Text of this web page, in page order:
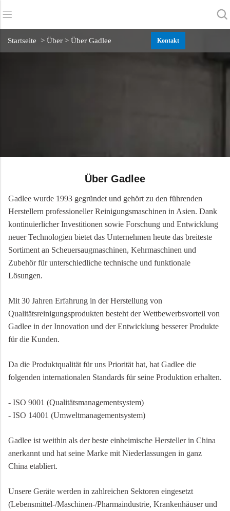
Startseite > Über > Über Gadlee Kontakt
Über Gadlee
Gadlee wurde 1993 gegründet und gehört zu den führenden
Herstellern professioneller Reinigungsmaschinen in Asien. Dank
kontinuierlicher Investitionen sowie Forschung und Entwicklung
neuer Technologien bietet das Unternehmen heute das breiteste
Sortiment an Scheuersaugmaschinen, Kehrmaschinen und
Zubehör für unterschiedliche technische und funktionale
Lösungen.
Mit 30 Jahren Erfahrung in der Herstellung von
Qualitätsreinigungsprodukten besteht der Wettbewerbsvorteil von
Gadlee in der Innovation und der Entwicklung besserer Produkte
für die Kunden.
Da die Produktqualität für uns Priorität hat, hat Gadlee die
folgenden internationalen Standards für seine Produktion erhalten.
- ISO 9001 (Qualitätsmanagementsystem)
- ISO 14001 (Umweltmanagementsystem)
Gadlee ist weithin als der beste einheimische Hersteller in China
anerkannt und hat seine Marke mit Niederlassungen in ganz
China etabliert.
Unsere Geräte werden in zahlreichen Sektoren eingesetzt
(Lebensmittel-/Maschinen-/Pharmaindustrie, Krankenhäuser und
Zurück
Zurück
Zurück